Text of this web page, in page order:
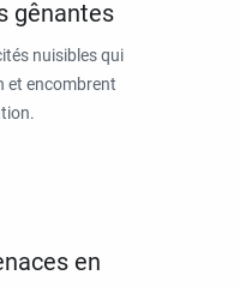
gênantes
nuisibles qui
et encombrent
en